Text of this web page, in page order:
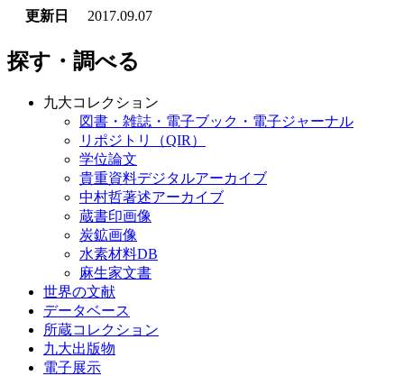
更新日
2017.09.07
探す・調べる
九大コレクション
図書・雑誌・電子ブック・電子ジャーナル
リポジトリ（QIR）
学位論文
貴重資料デジタルアーカイブ
中村哲著述アーカイブ
蔵書印画像
炭鉱画像
水素材料DB
麻生家文書
世界の文献
データベース
所蔵コレクション
九大出版物
電子展示